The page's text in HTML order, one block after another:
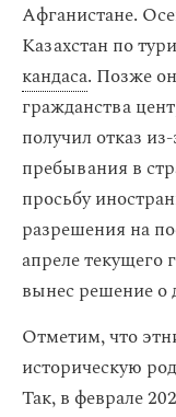
Афганистане.
Казахстан по
кандаса. Позже
гражданства
получил отказ
пребывания в
просьбу
разрешения на
апреле текущего
вынес решение о
Отметим, что
историческую
Так, в феврале